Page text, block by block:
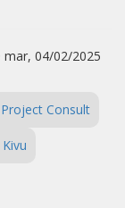
04/02/2025
Consult